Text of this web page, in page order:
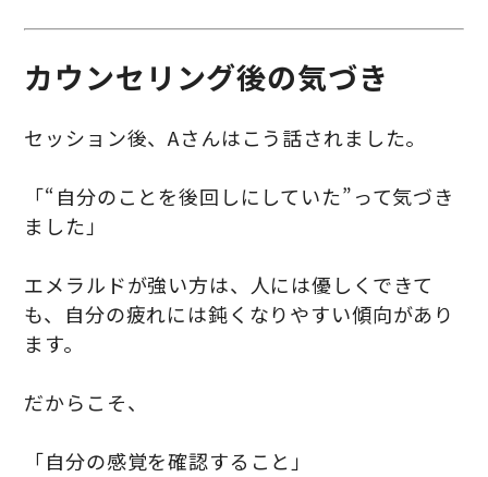
カウンセリング後の気づき
セッション後、Aさんはこう話されました。
「“自分のことを後回しにしていた”って気づき
ました」
エメラルドが強い方は、人には優しくできて
も、自分の疲れには鈍くなりやすい傾向があり
ます。
だからこそ、
「自分の感覚を確認すること」